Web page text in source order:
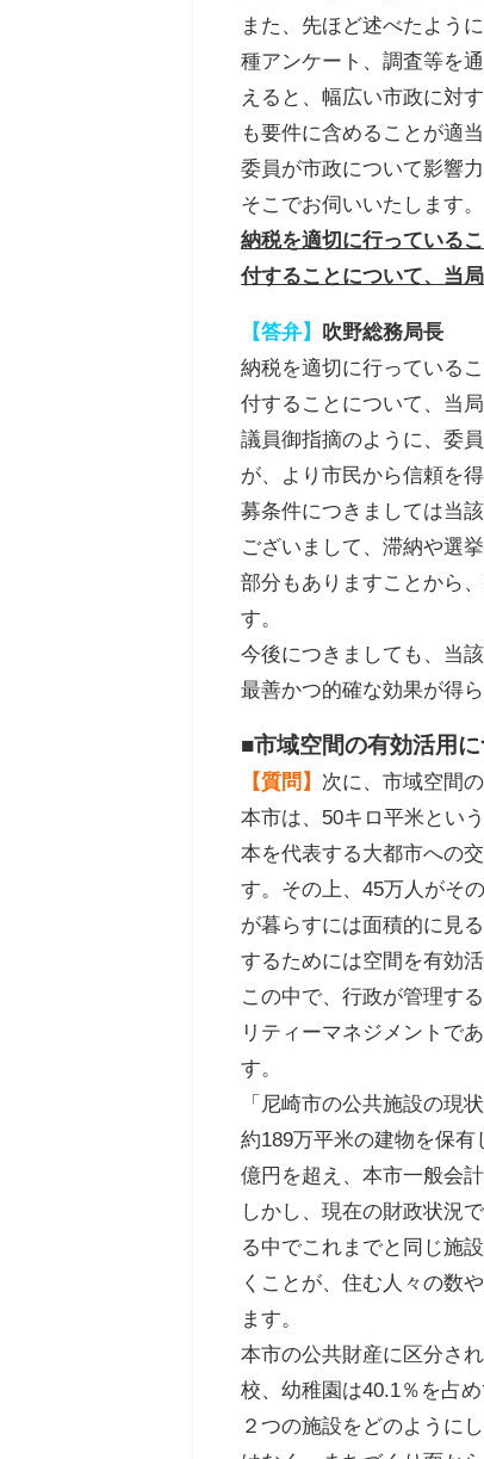
また、先ほど述べたよう
種アンケート、調査等を
えると、幅広い市政に対
も要件に含めることが適
委員が市政について影響
そこでお伺いいたします。
納税を適切に行っている
付することについて、当
【答弁】 吹野総務局長
納税を適切に行っている
付することについて、当
議員御指摘のように、委
が、より市民から信頼を
募条件につきましては当
ございまして、滞納や選
部分もありますことから
す。
今後につきましても、当
最善かつ的確な効果が得
■市域空間の有効活用
【質問】 次に、市域空間
本市は、50キロ平米とい
本を代表する大都市への
す。その上、45万人がそ
が暮らすには面積的に見
するためには空間を有効
この中で、行政が管理す
リティーマネジメントで
す。
「尼崎市の公共施設の現
約189万平米の建物を保
億円を超え、本市一般会
しかし、現在の財政状況
る中でこれまでと同じ施
くことが、住む人々の数
ます。
本市の公共財産に区分さ
校、幼稚園は40.1％を占
２つの施設をどのように